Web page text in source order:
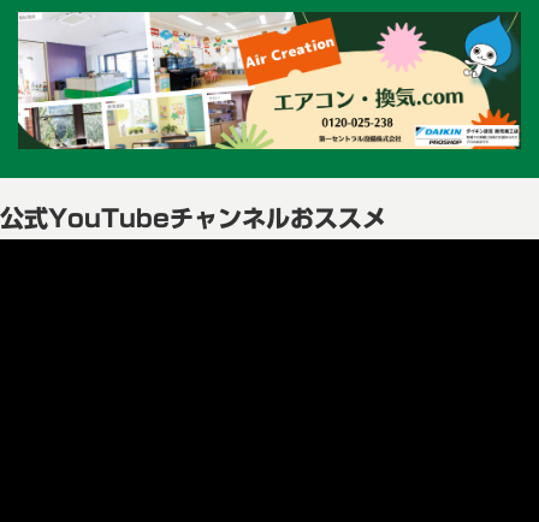
公式YouTubeチャンネルおススメ